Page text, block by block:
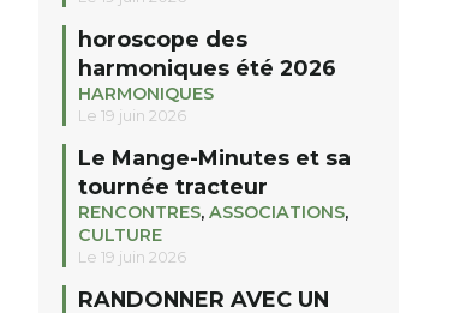
horoscope des
harmoniques été 2026
HARMONIQUES
Le 19 juin 2026
Le Mange-Minutes et sa
tournée tracteur
RENCONTRES, ASSOCIATIONS,
CULTURE
Le 19 juin 2026
RANDONNER AVEC UN